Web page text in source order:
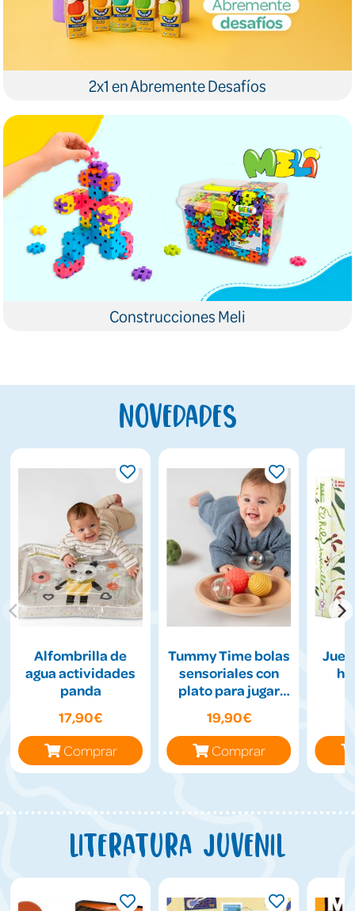
2x1 en Abremente Desafíos
Construcciones Meli
Novedades
Alfombrilla de
agua actividades
panda
17,90€
Comprar
Tummy Time bolas
sensoriales con
plato para jugar
19,90€
Comprar
Literatura juvenil